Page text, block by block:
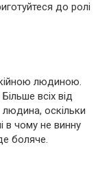
до ролі
людиною.
всіх від
оскільки
в чому не винну
боляче.